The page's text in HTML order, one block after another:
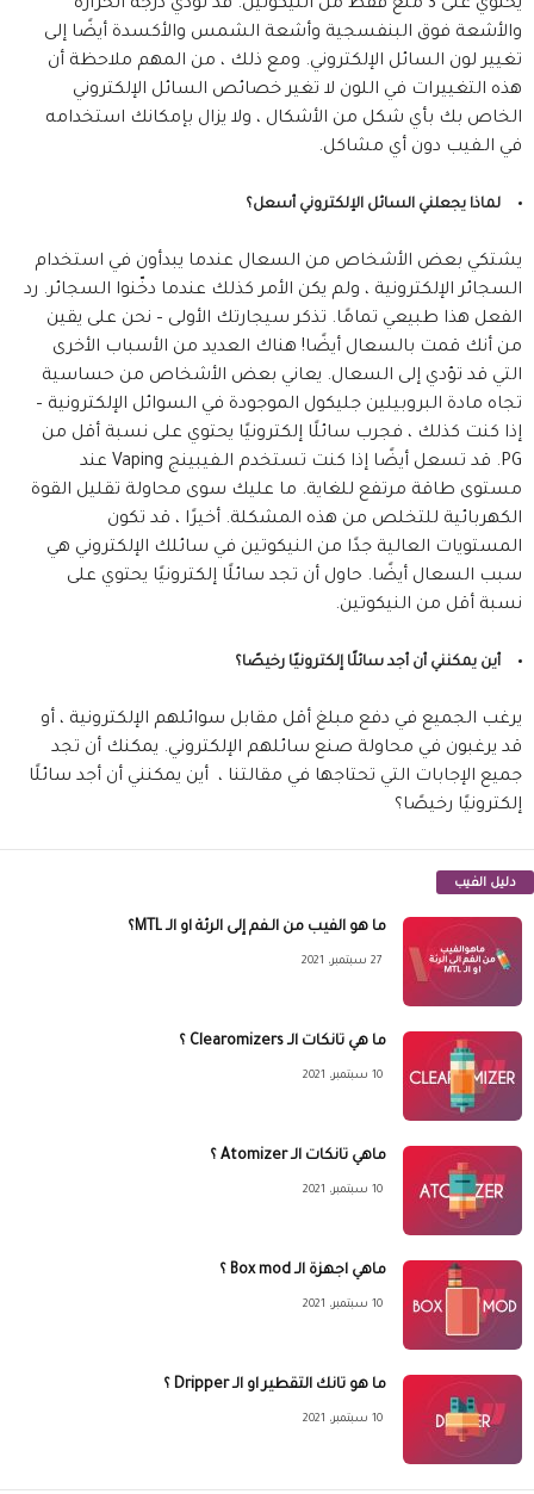
يحتوي على 3 ملغ فقط من النيكوتين. قد تؤدي درجة الحرارة
والأشعة فوق البنفسجية وأشعة الشمس والأكسدة أيضًا إلى
تغيير لون السائل الإلكتروني. ومع ذلك ، من المهم ملاحظة أن
هذه التغييرات في اللون لا تغير خصائص السائل الإلكتروني
الخاص بك بأي شكل من الأشكال ، ولا يزال بإمكانك استخدامه
في الـفيب دون أي مشاكل.
لماذا يجعلني السائل الإلكتروني أسعل؟
يشتكي بعض الأشخاص من السعال عندما يبدأون في استخدام
السجائر الإلكترونية ، ولم يكن الأمر كذلك عندما دخّنوا السجائر. رد
الفعل هذا طبيعي تمامًا. تذكر سيجارتك الأولى – نحن على يقين
من أنك قمت بالسعال أيضًا! هناك العديد من الأسباب الأخرى
التي قد تؤدي إلى السعال. يعاني بعض الأشخاص من حساسية
تجاه مادة البروبيلين جليكول الموجودة في السوائل الإلكترونية –
إذا كنت كذلك ، فجرب سائلًا إلكترونيًا يحتوي على نسبة أقل من
PG. قد تسعل أيضًا إذا كنت تستخدم الـفيبينج Vaping عند
مستوى طاقة مرتفع للغاية. ما عليك سوى محاولة تقليل القوة
الكهربائية للتخلص من هذه المشكلة. أخيرًا ، قد تكون
المستويات العالية جدًا من النيكوتين في سائلك الإلكتروني هي
سبب السعال أيضًا. حاول أن تجد سائلًا إلكترونيًا يحتوي على
نسبة أقل من النيكوتين.
أين يمكنني أن أجد سائلًا إلكترونيًا رخيصًا؟
يرغب الجميع في دفع مبلغ أقل مقابل سوائلهم الإلكترونية ، أو
قد يرغبون في محاولة صنع سائلهم الإلكتروني. يمكنك أن تجد
جميع الإجابات التي تحتاجها في مقالتنا ،
أين يمكنني أن أجد سائلًا
إلكترونيًا رخيصًا؟
دليل الفيب
ما هو الفيب من الـفم إلى الرئة او الـ MTL؟
27 سبتمبر، 2021
ما هي تانكات الـ Clearomizers ؟
10 سبتمبر، 2021
ماهي تانكات الـ Atomizer ؟
10 سبتمبر، 2021
ماهي اجهزة الـ Box mod ؟
10 سبتمبر، 2021
ما هو تانك التقطير او الـ Dripper ؟
10 سبتمبر، 2021